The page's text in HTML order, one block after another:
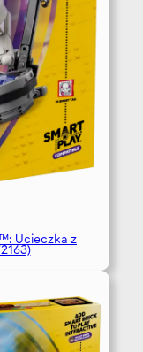
Ucieczka z